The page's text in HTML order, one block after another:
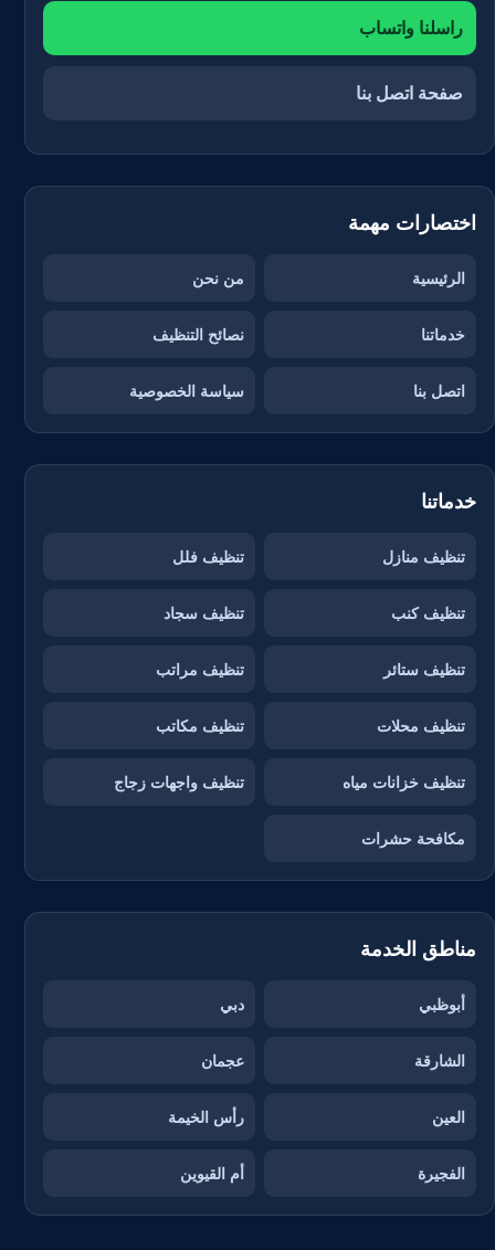
راسلنا واتساب
صفحة اتصل بنا
اختصارات مهمة
الرئيسية من نحن
خدماتنا نصائح التنظيف
اتصل بنا سياسة الخصوصية
خدماتنا
تنظيف منازل تنظيف فلل
تنظيف كنب تنظيف سجاد
تنظيف ستائر تنظيف مراتب
تنظيف محلات تنظيف مكاتب
تنظيف خزانات مياه تنظيف واجهات زجاج
مكافحة حشرات
مناطق الخدمة
أبوظبي دبي
الشارقة عجمان
العين رأس الخيمة
الفجيرة أم القيوين